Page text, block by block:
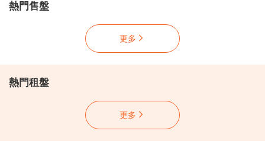
熱門售盤
更多
熱門租盤
更多